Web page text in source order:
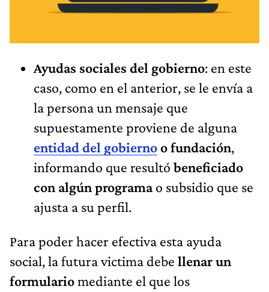
Ayudas sociales del gobierno: en este
caso, como en el anterior, se le envía a
la persona un mensaje que
supuestamente proviene de alguna
entidad del gobiernoo fundación,
informando que resultó beneficiado
con algún programao subsidio que se
ajusta a su perfil.
Para poder hacer efectiva esta ayuda
social, la futura victima debe llenar un
formulariomediante el que los